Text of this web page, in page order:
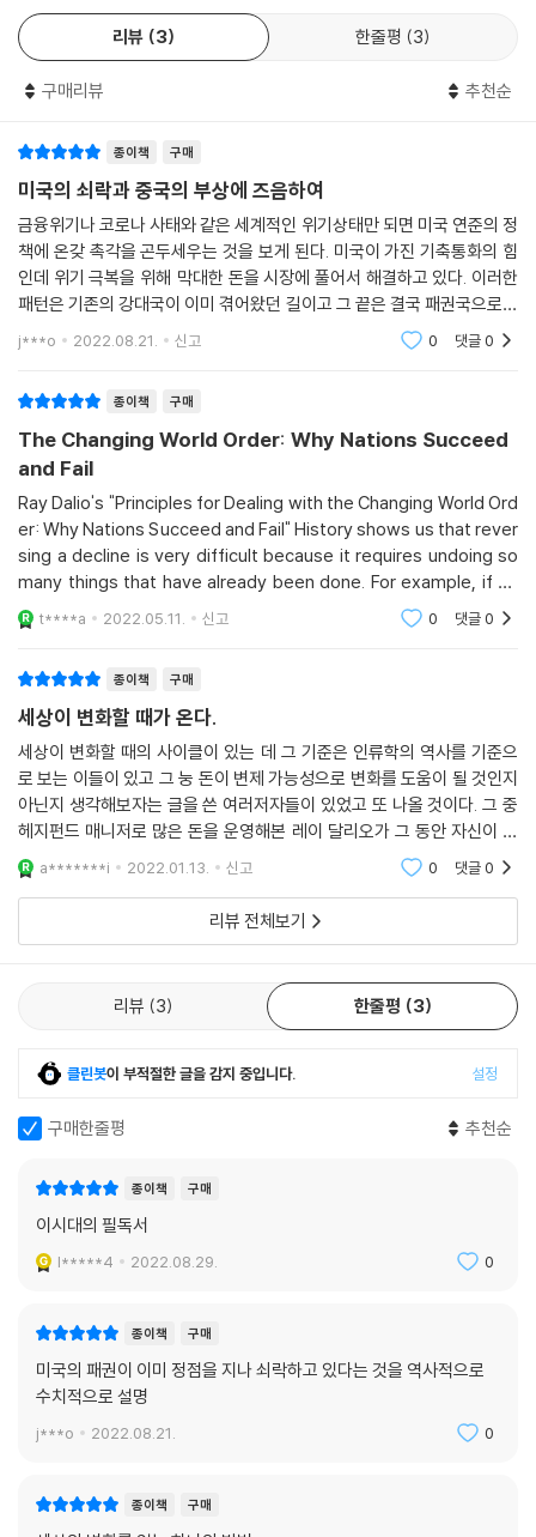
리뷰 3 한줄평 3
구매리뷰 추천순
종이책 구매
미국의 쇠락과 중국의 부상에 즈음하여
금융위기나 코로나 사태와 같은 세계적인 위기상태만 되면 미국 연준의 정
책에 온갖 촉각을 곤두세우는 것을 보게 된다. 미국이 가진 기축통화의 힘
인데 위기 극복을 위해 막대한 돈을 시장에 풀어서 해결하고 있다. 이러한
패턴은 기존의 강대국이 이미 겪어왔던 길이고 그 끝은 결국 패권국으로서
의 지위를 잃게 되는 것이다. 어떻게 세계질서를 재편하는 패권국이 등장
하고 사라지는
j***o 2022.08.21. 신고 0 댓글0
종이책 구매
The Changing World Order: Why Nations Succeed
and Fail
Ray Dalio's "Principles for Dealing with the Changing World Ord
er: Why Nations Succeed and Fail" History shows us that rever
sing a decline is very difficult because it requires undoing so
many things that have already been done. For example, if on
e’s spending is greater than one’s earnings and one’s liabilities
are greater than one’s assets, those circu
t****a 2022.05.11. 신고 0 댓글0
종이책 구매
세상이 변화할 때가 온다.
세상이 변화할 때의 사이클이 있는 데 그 기준은 인류학의 역사를 기준으
로 보는 이들이 있고 그 눙 돈이 변제 가능성으로 변화를 도움이 될 것인지
아닌지 생각해보자는 글을 쓴 여러저자들이 있었고 또 나올 것이다. 그 중
헤지펀드 매니저로 많은 돈을 운영해본 레이 달리오가 그 동안 자신이 쌓
은 노하우와 여러 학자들의 도움으로 여러 글을 읽고 이를 종합해서 쓴 글
을 읽는 것이
a*******i 2022.01.13. 신고 0 댓글0
리뷰 전체보기
리뷰 3 한줄평 3
클린봇이 부적절한 글을 감지 중입니다. 설정
구매한줄평 추천순
종이책 구매
이시대의 필독서
l*****4 2022.08.29. 0
종이책 구매
미국의 패권이 이미 정점을 지나 쇠락하고 있다는 것을 역사적으로
수치적으로 설명
j***o 2022.08.21. 0
종이책 구매